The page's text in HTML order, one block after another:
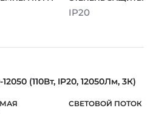
IP20
(110Вт, IP20, 12050Лм, 3К)